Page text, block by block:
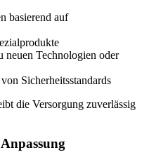
basierend auf
neuen Technologien oder
Sicherheitsstandards
die Versorgung zuverlässig